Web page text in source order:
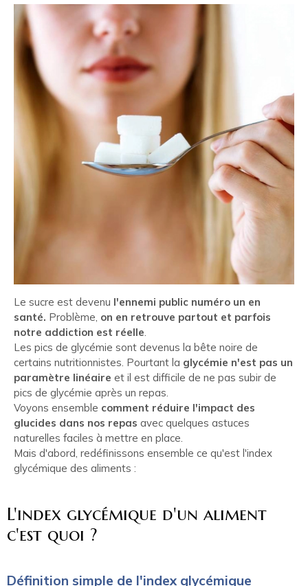
Le sucre est devenu l'ennemi public numéro un en
santé. Problème, on en retrouve partout et parfois
notre addiction est réelle.
Les pics de glycémie sont devenus la bête noire de
certains nutritionnistes. Pourtant la glycémie n'est pas un
paramètre linéaire et il est difficile de ne pas subir de
pics de glycémie après un repas.
Voyons ensemble comment réduire l'impact des
glucides dans nos repas avec quelques astuces
naturelles faciles à mettre en place.
Mais d'abord, redéfinissons ensemble ce qu'est l'index
glycémique des aliments :
L'index glycémique d'un aliment
c'est quoi ?
Définition simple de l'index glycémique